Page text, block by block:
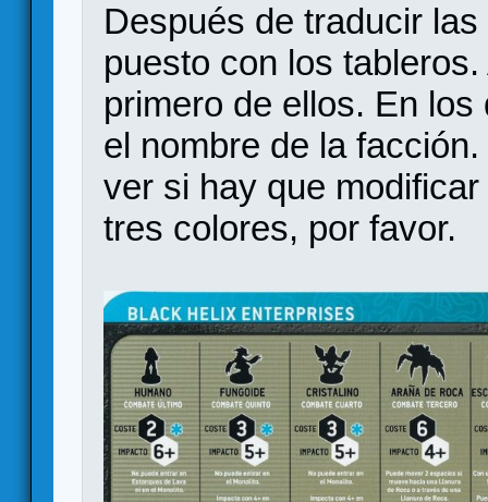
Después de traducir
puesto con los
primero de ellos. En
el nombre de la
ver si hay que
tres colores, por favor.